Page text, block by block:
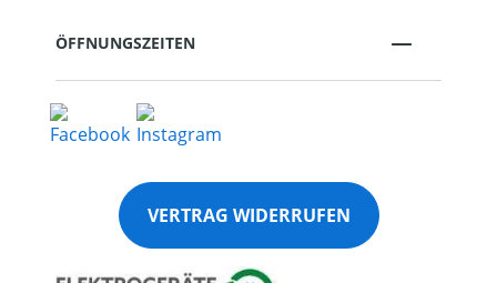
ÖFFNUNGSZEITEN
VERTRAG WIDERRUFEN